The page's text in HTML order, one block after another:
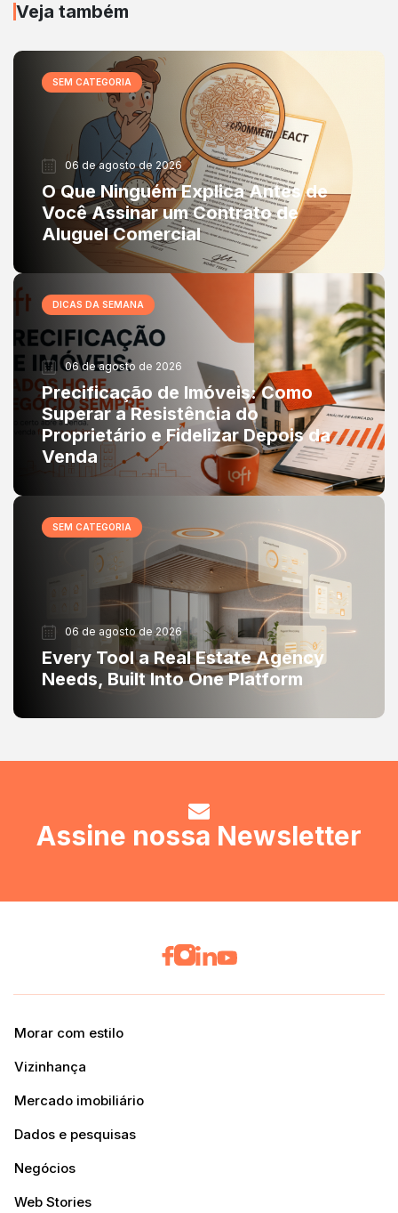
Veja também
SEM CATEGORIA
06 de agosto de 2026
O Que Ninguém Explica Antes de
Você Assinar um Contrato de
Aluguel Comercial
DICAS DA SEMANA
06 de agosto de 2026
Precificação de Imóveis: Como
Superar a Resistência do
Proprietário e Fidelizar Depois da
Venda
SEM CATEGORIA
06 de agosto de 2026
Every Tool a Real Estate Agency
Needs, Built Into One Platform
Assine nossa Newsletter
Morar com estilo
Vizinhança
Mercado imobiliário
Dados e pesquisas
Negócios
Web Stories